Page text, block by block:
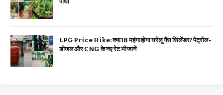
LPG Price Hike: क्या ₹18 महंगा होगा घरेलू गैस सिलेंडर? पेट्रोल-
डीजल और CNG के नए रेट भी जानें